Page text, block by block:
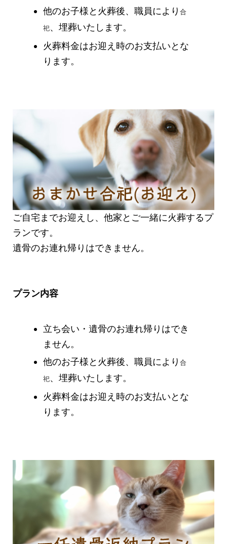
他のお子様と火葬後、職員により 合
祀、埋葬いたします。
火葬料金はお迎え時のお支払いとな
ります。
ご自宅までお迎えし、他家とご一緒に火葬するプ
ランです。
遺骨のお連れ帰りはできません。
プラン内容
立ち会い・遺骨のお連れ帰りはでき
ません。
他のお子様と火葬後、職員により 合
祀、埋葬いたします。
火葬料金はお迎え時のお支払いとな
ります。